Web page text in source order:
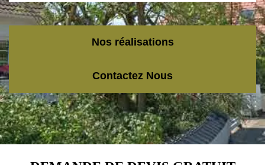
Nos réalisations
Contactez Nous